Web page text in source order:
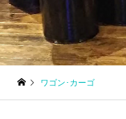
ワゴン･カーゴ